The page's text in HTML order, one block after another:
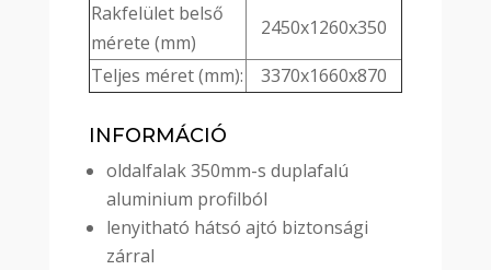
Rakfelület belső
mérete (mm)
2450x1260x350
Teljes méret (mm):
3370x1660x870
INFORMÁCIÓ
oldalfalak 350mm-s duplafalú
aluminium profilból
lenyitható hátsó ajtó biztonsági
zárral